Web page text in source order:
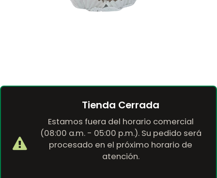
Tienda Cerrada
Estamos fuera del horario comercial
(08:00 a.m. - 05:00 p.m.). Su pedido será
procesado en el próximo horario de
atención.